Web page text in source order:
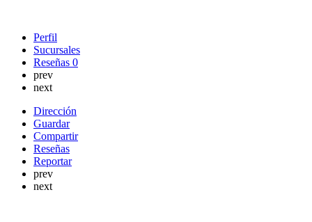
Perfil
Sucursales
Reseñas 0
prev
next
Dirección
Guardar
Compartir
Reseñas
Reportar
prev
next